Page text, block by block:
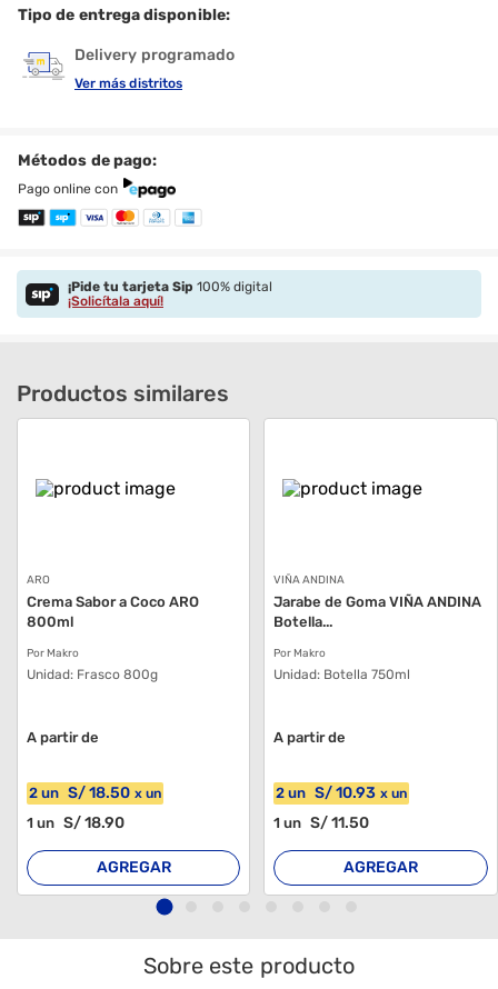
Tipo de entrega disponible:
Delivery programado
Ver más distritos
Métodos de pago:
Pago online con
¡Pide tu tarjeta Sip 100% digital
¡Solicítala aquí!
Productos similares
ARO
Crema Sabor a Coco ARO
800ml
Por Makro
Unidad: Frasco 800g
A partir de
2 un S/18.50 x un
1 un S/18.90
AGREGAR
VIÑA ANDINA
Jarabe de Goma VIÑA ANDINA
Botella...
Por Makro
Unidad: Botella 750ml
A partir de
2 un S/10.93 xun
1un S/11.50
AGREGAR
Sobre este producto